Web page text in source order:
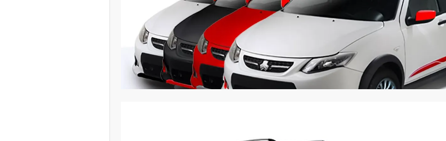
ارز‌ها + جدول قیمت خودرو‌های ایران خودرو + جدول قیمت خودرو‌های ایران خودرو + جدول قیمت سکه و طلا + جدول